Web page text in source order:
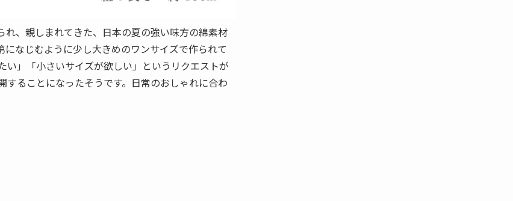
、親しまれてきた、日本の夏の強い味方の綿素材
なじむように少し大きめのワンサイズで作られて
」「小さいサイズが欲しい」というリクエストが
することになったそうです。日常のおしゃれに合わ